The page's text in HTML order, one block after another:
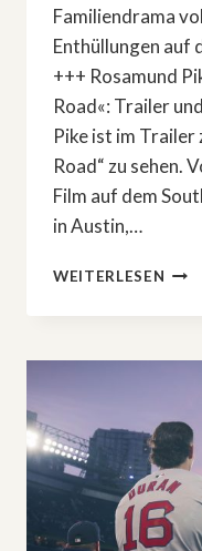
Familiendrama
Enthüllungen auf
+++ Rosamund
Road«: Trailer
Pike ist im
Road“ zu sehen.
Film auf dem
in Austin,…
WEITERLESEN
IM
UND